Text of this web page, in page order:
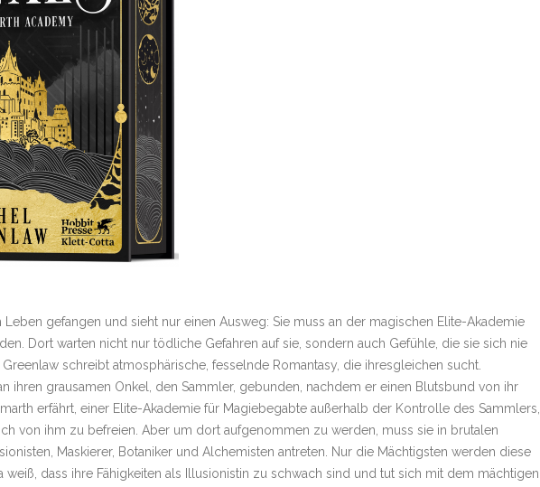
Leben gefangen und sieht nur einen Ausweg: Sie muss an der magischen Elite-Akademie
Dort warten nicht nur tödliche Gefahren auf sie, sondern auch Gefühle, die sie sich nie
Greenlaw schreibt atmosphärische, fesselnde Romantasy, die ihresgleichen sucht.
ihren grausamen Onkel, den Sammler, gebunden, nachdem er einen Blutsbund von ihr
erfährt, einer Elite-Akademie für Magiebegabte außerhalb der Kontrolle des Sammlers,
von ihm zu befreien. Aber um dort aufgenommen zu werden, muss sie in brutalen
Maskierer, Botaniker und Alchemisten antreten. Nur die Mächtigsten werden diese
weiß, dass ihre Fähigkeiten als Illusionistin zu schwach sind und tut sich mit dem mächtigen